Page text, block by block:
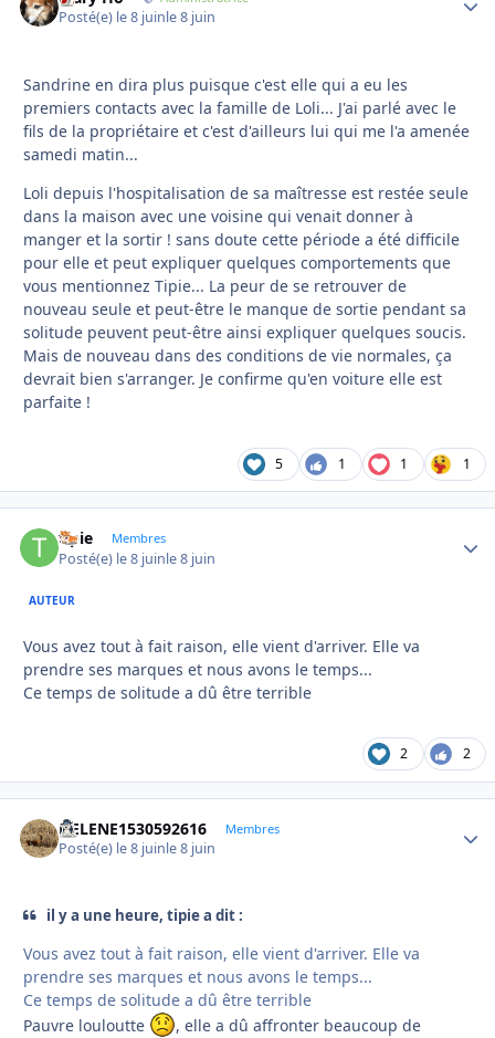
Posté(e) le 8 juinle 8 juin
Sandrine en dira plus puisque c'est elle qui a eu les
premiers contacts avec la famille de Loli... J'ai parlé avec le
fils de la propriétaire et c'est d'ailleurs lui qui me l'a amenée
samedi matin...
Loli depuis l'hospitalisation de sa maîtresse est restée seule
dans la maison avec une voisine qui venait donner à
manger et la sortir ! sans doute cette période a été difficile
pour elle et peut expliquer quelques comportements que
vous mentionnez Tipie... La peur de se retrouver de
nouveau seule et peut-être le manque de sortie pendant sa
solitude peuvent peut-être ainsi expliquer quelques soucis.
Mais de nouveau dans des conditions de vie normales, ça
devrait bien s'arranger. Je confirme qu'en voiture elle est
parfaite !
5 1 1 1
tipie Membres
Posté(e) le 8 juinle 8 juin
AUTEUR
Vous avez tout à fait raison, elle vient d'arriver. Elle va
prendre ses marques et nous avons le temps...
Ce temps de solitude a dû être terrible
2 2
HELENE1530592616 Membres
Posté(e) le 8 juinle 8 juin
il y a une heure, tipie a dit :
Vous avez tout à fait raison, elle vient d'arriver. Elle va
prendre ses marques et nous avons le temps...
Ce temps de solitude a dû être terrible
Pauvre louloutte
, elle a dû affronter beaucoup de